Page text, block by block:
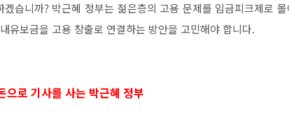
습니까? 박근혜 정부는 젊은층의 고용 문제를 임금피크제로
유보금을 고용 창출로 연결하는 방안을 고민해야 합니다.
으로 기사를 사는 박근혜 정부